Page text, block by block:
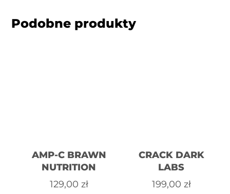
Podobne produkty
AMP-C BRAWN
NUTRITION
129,00 zł
CRACK DARK
LABS
199,00 zł